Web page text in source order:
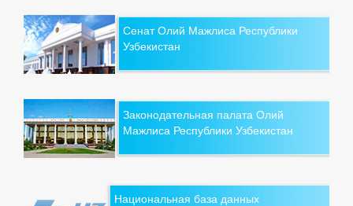
Сенат Олий Мажлиса Республики
Узбекистан
Законодательная палата Олий
Мажлиса Республики Узбекистан
Национальная база данных